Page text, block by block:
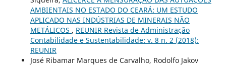
AMBIENTAIS NO ESTADO DO CEARÁ: UM ESTUDO
APLICADO NAS INDÚSTRIAS DE MINERAIS NÃO
METÁLICOS , REUNIR Revista de Administração
Contabilidade e Sustentabilidade: v. 8 n. 2 (2018):
REUNIR
José Ribamar Marques de Carvalho, Rodolfo Jakov